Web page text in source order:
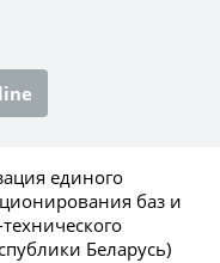
единого
баз и
Беларусь)